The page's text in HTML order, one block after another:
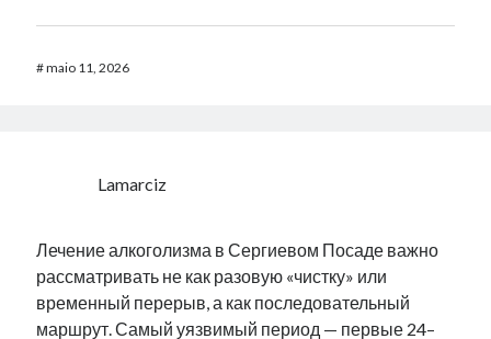
#maio 11, 2026
Lamarciz
Лечение алкоголизма в Сергиевом Посаде важно
рассматривать не как разовую «чистку» или
временный перерыв, а как последовательный
маршрут. Самый уязвимый период — первые 24–